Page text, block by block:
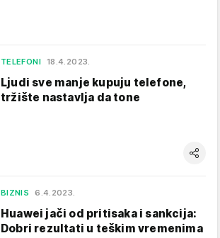
TELEFONI 18.4.2023.
Ljudi sve manje kupuju telefone,
tržište nastavlja da tone
BIZNIS 6.4.2023.
Huawei jači od pritisaka i sankcija:
Dobri rezultati u teškim vremenima